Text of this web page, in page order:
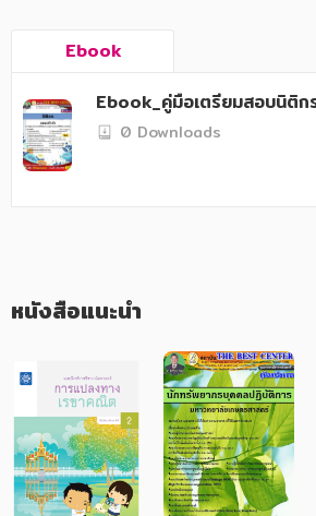
วรรณกรรม
การเกษตร ชีววิทยา
การพัฒนาตนเอง
ความรู้ทั่วไป
การ์ตูนความรู้ การ์ตูน
การ์ตูนมังงะ (Manga)
Ebook
Ebook_คู่มือเตรียมสอบนิติก
0 Downloads
หนังสือแนะนำ